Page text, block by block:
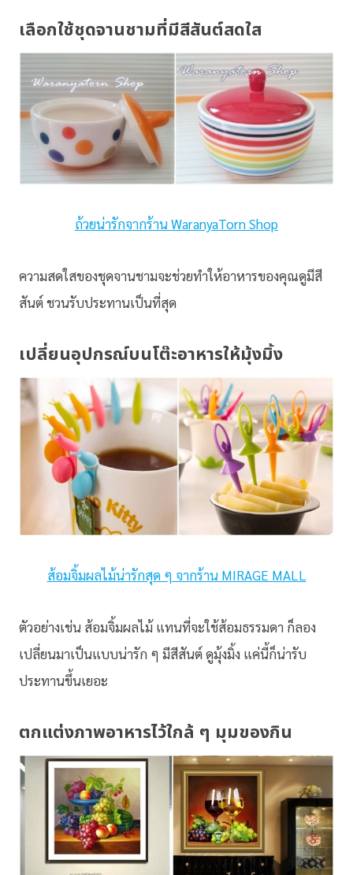
เลือกใช้ชุดจานชามที่มีสีสันต์สดใส
ถ้วยน่ารักจากร้าน WaranyaTorn Shop
ความสดใสของชุดจานชามจะช่วยทำให้อาหารของคุณดูมีสี
สันต์ ชวนรับประทานเป็นที่สุด
เปลี่ยนอุปกรณ์บนโต๊ะอาหารให้มุ้งมิ้ง
ส้อมจิ้มผลไม้น่ารักสุด ๆ จากร้าน MIRAGE MALL
ตัวอย่างเช่น ส้อมจิ้มผลไม้ แทนที่จะใช้ส้อมธรรมดา ก็ลอง
เปลี่ยนมาเป็นแบบน่ารัก ๆ มีสีสันต์ ดูมุ้งมิ้ง แค่นี้ก็น่ารับ
ประทานขึ้นเยอะ
ตกแต่งภาพอาหารไว้ใกล้ ๆ มุมของกิน